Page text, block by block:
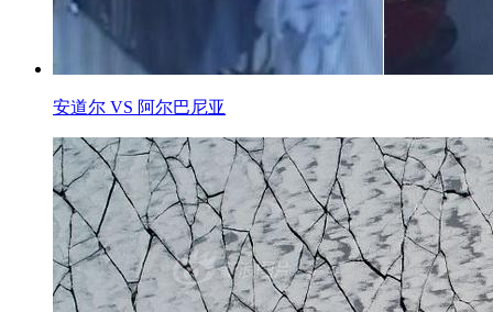
安道尔 VS 阿尔巴尼亚